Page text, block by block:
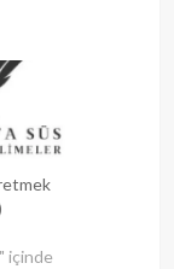
içinde